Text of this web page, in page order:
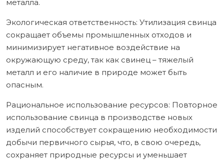
металла.
Экологическая ответственность: Утилизация свинца
сокращает объемы промышленных отходов и
минимизирует негативное воздействие на
окружающую среду, так как свинец – тяжелый
металл и его наличие в природе может быть
опасным.
Рациональное использование ресурсов: Повторное
использование свинца в производстве новых
изделий способствует сокращению необходимости
добычи первичного сырья, что, в свою очередь,
сохраняет природные ресурсы и уменьшает